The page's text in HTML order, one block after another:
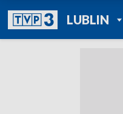
LUBLIN
TVP